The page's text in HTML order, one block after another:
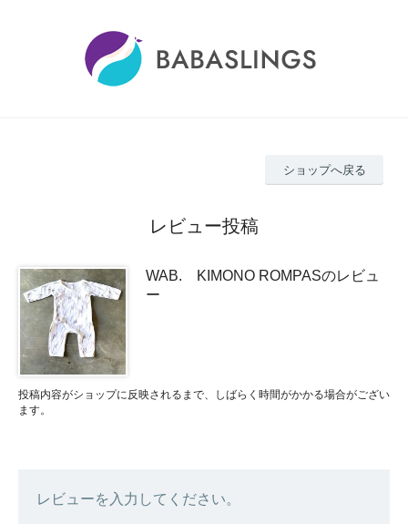
ショップへ戻る
レビュー投稿
WAB. KIMONO ROMPASのレビュ
ー
投稿内容がショップに反映されるまで、しばらく時間がかかる場合がござい
ます。
レビューを入力してください。